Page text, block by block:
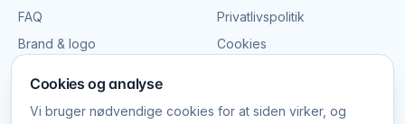
FAQ
Brand & logo
Privatlivspolitik
Cookies
Cookies og analyse
Vi bruger nødvendige cookies for at siden virker, og